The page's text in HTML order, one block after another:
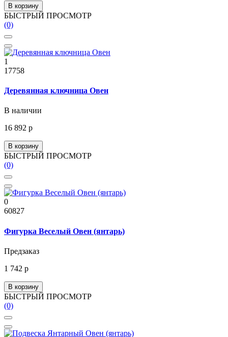
В корзину
БЫСТРЫЙ ПРОСМОТР
(0)
1
17758
Деревянная ключница Овен
В наличии
16 892 р
В корзину
БЫСТРЫЙ ПРОСМОТР
(0)
0
60827
Фигурка Веселый Овен (янтарь)
Предзаказ
1 742 р
В корзину
БЫСТРЫЙ ПРОСМОТР
(0)